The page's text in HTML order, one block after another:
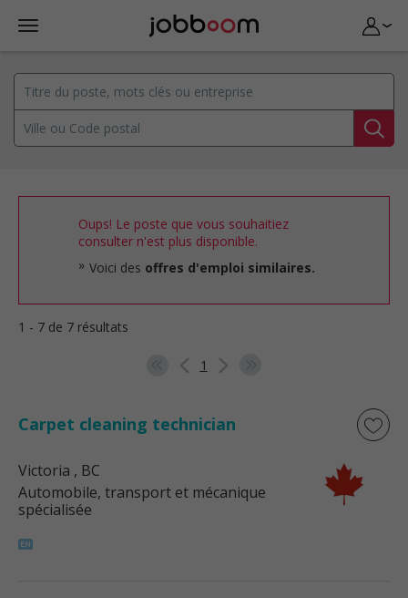
Oups! Le poste que vous souhaitiez
consulter n'est plus disponible.
Voici des offres d'emploi similaires.
1 - 7 de 7 résultats
1
Carpet cleaning technician
Victoria , BC
Automobile, transport et mécanique
spécialisée